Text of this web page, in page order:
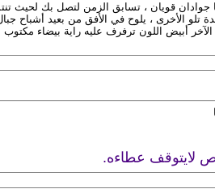
جوادان قويان ، تسابق الزمن لتصل بك لحيث
تلو الأخرى ، يلوح في الأفق من بعيد أشباح
أبيض اللون ترفرف عليه راية بيضاء مكتوب
لايتوقف عطاءه.